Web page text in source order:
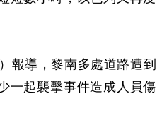
報導，黎南多處道路遭到
一起襲擊事件造成人員傷